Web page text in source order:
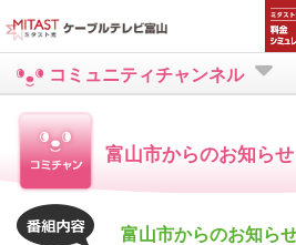
コミュニティチャンネル
富山市からのお知らせ
富山市からのお知ら